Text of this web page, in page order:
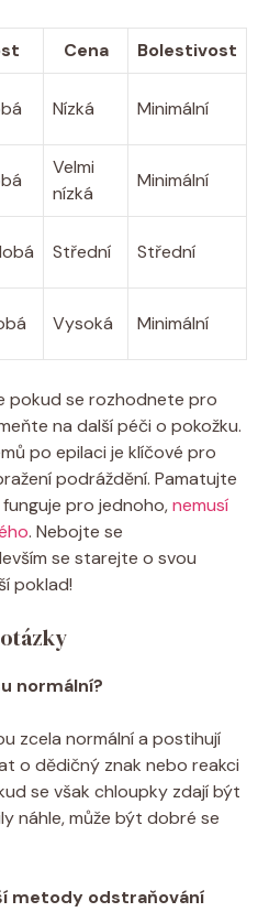
Cena
Bolestivost
Nízká Minimální
Velmi
nízká
Minimální
Střední Střední
Vysoká Minimální
pokud se rozhodnete pro
na další péči o pokožku.
po epilaci je klíčové pro
podráždění. Pamatujte
pro jednoho,nemusí
. Nebojte se
se starejte o svou
poklad!
normální?
zcela normální a postihují
o dědičný znak nebo reakci
se však chloupky zdají být
náhle, může být dobré se
metody odstraňování